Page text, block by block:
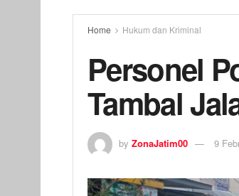
Home Hukum dan Kriminal
Personel
Tambal
by ZonaJatim00 9